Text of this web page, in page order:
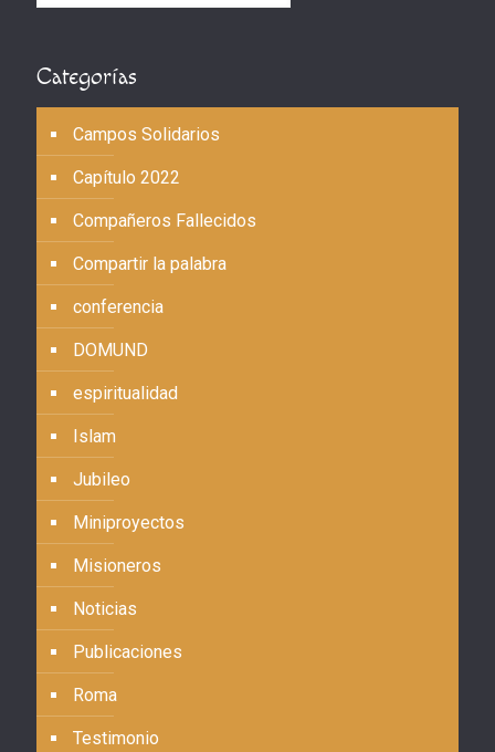
Categorías
Campos Solidarios
Capítulo 2022
Compañeros Fallecidos
Compartir la palabra
conferencia
DOMUND
espiritualidad
Islam
Jubileo
Miniproyectos
Misioneros
Noticias
Publicaciones
Roma
Testimonio